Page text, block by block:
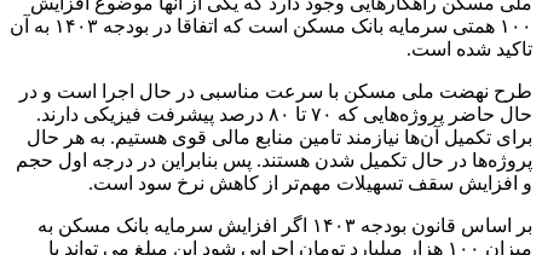
۱۰۰ همتی سرمایه بانک مسکن است که اتفاقا در بودجه ۱۴۰۳ به آن
تاکید شده است.
طرح نهضت ملی مسکن با سرعت مناسبی در حال اجرا است و در
حال حاضر پروژه‌هایی که ۷۰ تا ۸۰ درصد پیشرفت فیزیکی دارند.
برای تکمیل آن‌ها نیازمند تامین منابع مالی قوی هستیم. به هر حال
پروژه‌ها در حال تکمیل شدن هستند. پس بنابراین در درجه اول حجم
و افزایش سقف تسهیلات مهم‌تر از کاهش نرخ سود است.
بر اساس قانون بودجه ۱۴۰۳ اگر افزایش سرمایه بانک مسکن به
میزان ۱۰۰ هزار میلیارد تومان اجرایی شود این مبلغ می تواند با